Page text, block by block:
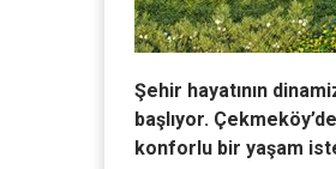
Şehir hayatının
başlıyor.
konforlu bir yaşam